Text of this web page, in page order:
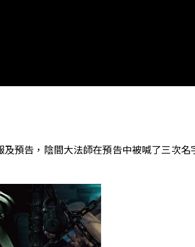
預告，陰間大法師在預告中被喊了三次名